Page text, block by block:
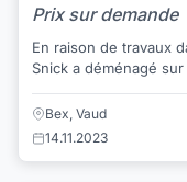
Prix sur demande
En raison de travaux
Snick a déménagé sur
Bex, Vaud
14.11.2023